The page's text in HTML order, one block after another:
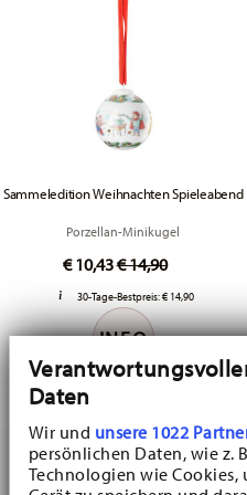
Daten
Wir und unsere 1022
persönlichen Daten, wie z.
Technologien wie
Sammeledition Weihnachten Spieleabend
Porzellan-Minikugel
€ 10,43Price reduced from
€ 14,90to
30-Tage-Bestpreis:€ 14,90
INFO